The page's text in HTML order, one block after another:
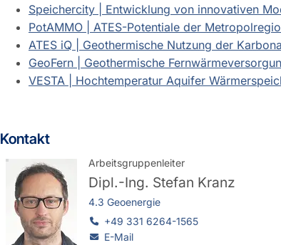
Speichercity | Entwicklung von innovativen
PotAMMO | ATES-Potentiale der
ATES iQ | Geothermische Nutzung der
GeoFern | Geothermische
VESTA | Hochtemperatur Aquifer
Kontakt
Arbeitsgruppenleiter
Dipl.-Ing. Stefan Kranz
4.3 Geoenergie
+49 331 6264-1565
E-Mail